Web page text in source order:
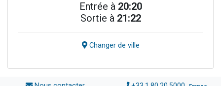
Entrée à 20:20
Sortie à 21:22
Changer de ville